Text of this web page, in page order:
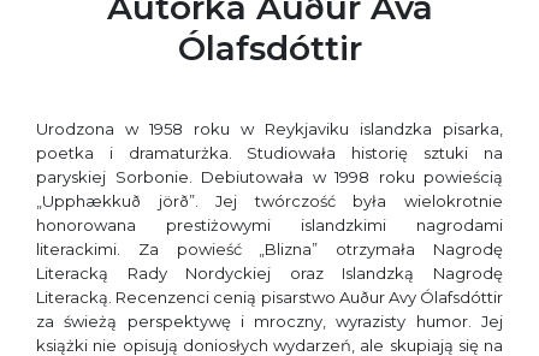
Ólafsdóttir
Urodzona w 1958 roku w Reykjaviku islandzka pisarka,
poetka i dramaturżka. Studiowała historię sztuki na
paryskiej Sorbonie. Debiutowała w 1998 roku powieścią
„Upphækkuð jörð”. Jej twórczość była wielokrotnie
honorowana prestiżowymi islandzkimi nagrodami
literackimi. Za powieść „Blizna” otrzymała Nagrodę
Literacką Rady Nordyckiej oraz Islandzką Nagrodę
Literacką. Recenzenci cenią pisarstwo Auður Avy Ólafsdóttir
za świeżą perspektywę i mroczny, wyrazisty humor. Jej
książki nie opisują doniosłych wydarzeń, ale skupiają się na